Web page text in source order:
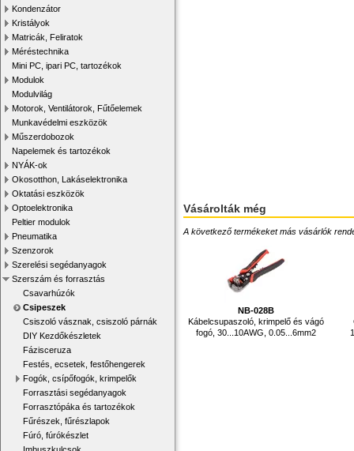
Kondenzátor
Kristályok
Matricák, Feliratok
Méréstechnika
Mini PC, ipari PC, tartozékok
Modulok
Modulvilág
Motorok, Ventilátorok, Fűtőelemek
Munkavédelmi eszközök
Műszerdobozok
Napelemek és tartozékok
NYÁK-ok
Okosotthon, Lakáselektronika
Oktatási eszközök
Optoelektronika
Peltier modulok
Pneumatika
Szenzorok
Szerelési segédanyagok
Szerszám és forrasztás
Csavarhúzók
Csipeszek
Csiszoló vásznak, csiszoló párnák
DIY Kezdőkészletek
Fázisceruza
Festés, ecsetek, festőhengerek
Fogók, csípőfogók, krimpelők
Forrasztási segédanyagok
Forrasztópáka és tartozékok
Fűrészek, fűrészlapok
Fúró, fúrókészlet
Vásárolták még
A következő termékeket más vásárlók
NB-028B
Kábelcsupaszoló, krimpelő és vágó
fogó, 30...10AWG, 0.05...6mm2